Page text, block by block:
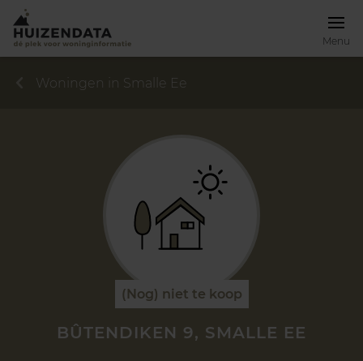
Menu
Woningen in Smalle Ee
(Nog) niet te koop
BÛTENDIKEN 9, SMALLE EE